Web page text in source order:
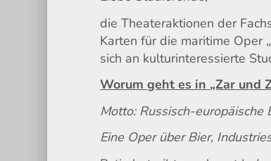
die Theateraktionen der
Karten für die maritime Oper
sich an kulturinteressierte
Worum geht es in „Zar und
Motto: Russisch-europäische
Eine Oper über Bier,